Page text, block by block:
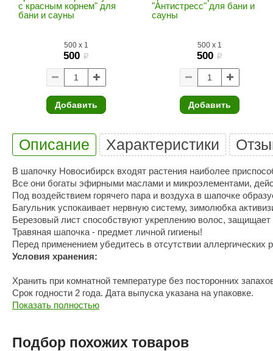
Акции и скидки
Этна SNOOKER
Termomuros Covali
Finn icon Размахайка
с красным корнем" для
бани и сауны
500x 1
500 i
Добавить
"Антистресс" для бани и
сауны
500x 1
500 i
Добавить
Описание Характеристики
В шапочку Новосибирск входят растения наиболее
Все они богаты эфирными маслами и микроэлементами,
Под воздействием горячего пара и воздуха в шапочке
Багульник успокаивает нервную систему, зимолюбка
Березовый лист способствуют укреплению волос,
Травяная шапочка - предмет личной гигиены!
Перед применением убедитесь в отсутствии
Условия хранения:
Хранить при комнатной температуре без посторонних
Срок годности 2 года. Дата выпуска указана на упаковке.
Показать полностью
Подбор похожих товаров